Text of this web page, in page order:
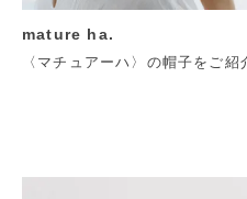
mature ha.
〈マチュアーハ〉の帽子をご紹